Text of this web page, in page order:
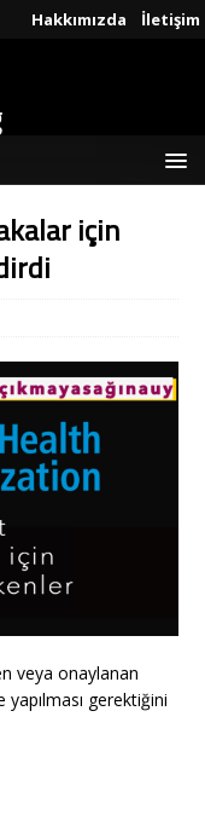
Hakkımızda İletişim
için
veya onaylanan
gerektiğini